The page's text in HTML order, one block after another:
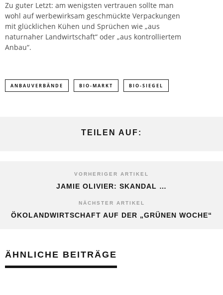
Zu guter Letzt: am wenigsten vertrauen sollte man
wohl auf werbewirksam geschmückte Verpackungen
mit glücklichen Kühen und Sprüchen wie „aus
naturnaher Landwirtschaft“ oder „aus kontrolliertem
Anbau“.
ANBAUVERBÄNDE BIO-MARKT BIO-SIEGEL
TEILEN AUF:
VORHERIGER ARTIKEL
JAMIE OLIVIER: SKANDAL …
NÄCHSTER ARTIKEL
ÖKOLANDWIRTSCHAFT AUF DER „GRÜNEN WOCHE“
ÄHNLICHE BEITRÄGE